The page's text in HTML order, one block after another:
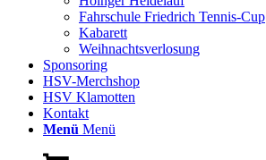
Fahrschule Friedrich Tennis-Cup
Kabarett
Weihnachtsverlosung
Sponsoring
HSV-Merchshop
HSV Klamotten
Kontakt
Menü Menü